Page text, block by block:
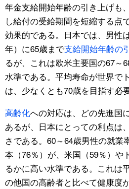
年金支給開始年齢の引き上げも
し給付の受給期間を短縮する点
効果的である。日本では、男性
年）に65歳まで支給開始年齢の
るが、これは欧米主要国の67～
水準である。平均寿命が世界で
は、少なくとも70歳を目指す必
高齢化への対応は、どの先進国
あるが、日本にとっての利点は
さである。60～64歳男性の就業
本（76％）が、米国（59％）や
るかに高い水準である。これは
の他国の高齢者と比べて健康度